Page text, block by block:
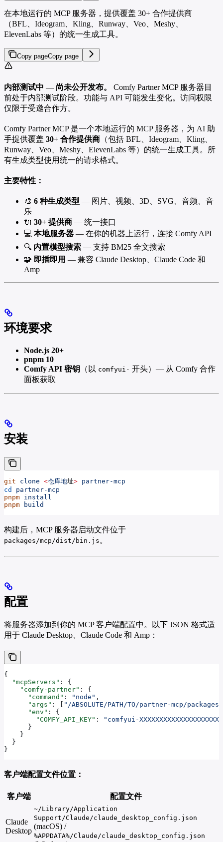
在本地运行的 MCP 服务器，提供覆盖 30+ 合作提供商
（BFL、Ideogram、Kling、Runway、Veo、Meshy、
ElevenLabs 等）的统一生成工具。
Copy pageCopy page
内部测试中 — 尚未公开发布。
Comfy Partner MCP 服务器目
前处于内部测试阶段。功能与 API 可能发生变化。访问权限
仅限于受邀合作方。
Comfy Partner MCP 是一个本地运行的 MCP 服务器，为 AI 助
手提供覆盖 30+ 合作提供商 （包括 BFL、Ideogram、Kling、
Runway、Veo、Meshy、ElevenLabs 等）的统一生成工具。所
有生成类型使用统一的请求格式。
主要特性：
🎨 6 种生成类型 — 图片、视频、3D、SVG、音频、音
乐
🔌 30+ 提供商 — 统一接口
💻 本地服务器 — 在你的机器上运行，连接 Comfy API
🔍 内置模型搜索 — 支持 BM25 全文搜索
🧩 即插即用 — 兼容 Claude Desktop、Claude Code 和
Amp
环境要求
Node.js 20+
pnpm 10
Comfy API 密钥
（以 comfyui- 开头）— 从 Comfy 合作
面板获取
安装
git clone <仓库地址> partner-mcp
cd
partner-mcp
pnpm install
pnpm build
构建后，MCP 服务器启动文件位于
packages/mcp/dist/bin.js 。
配置
将服务器添加到你的 MCP 客户端配置中。以下 JSON 格式适
用于 Claude Desktop、Claude Code 和 Amp：
{
  "mcpServers"
: {
    "comfy-partner"
: {
      "command"
: "node" ,
      "args"
: [ "/ABSOLUTE/PATH/TO/partner-mcp/
      "env"
: {
        "COMFY_API_KEY"
:
"comfyui-
      }
    }
  }
}
客户端配置文件位置：
客户端 配置文件
Claude
Desktop
~/Library/Application
Support/Claude/claude_desktop_config.json
(macOS) /
%APPDATA%/Claude/claude_desktop_config.json